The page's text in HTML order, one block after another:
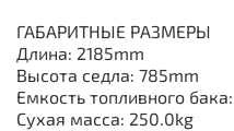
ГАБАРИТНЫЕ РАЗМЕРЫ
Длина: 2185mm
Высота седла: 785mm
Емкость топливного
Сухая масса: 250.0kg